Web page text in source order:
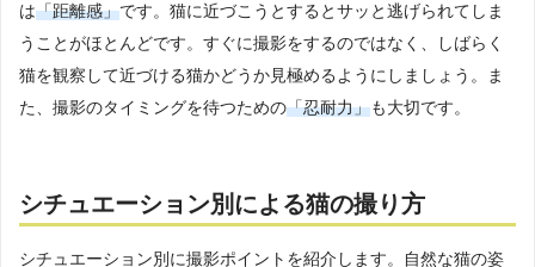
は「距離感」です。猫に近づこうとするとサッと逃げられてしま
うことがほとんどです。すぐに撮影をするのではなく、しばらく
猫を観察して近づける猫かどうか見極めるようにしましょう。ま
た、撮影のタイミングを待つための「忍耐力」も大切です。
シチュエーション別による猫の撮り方
シチュエーション別に撮影ポイントを紹介します。自然な猫の姿